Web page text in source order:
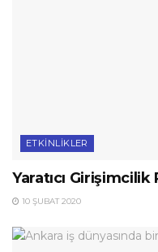
ETKINLIKLER
Yaratıcı Girişimcilik
10 ŞUBAT 2020